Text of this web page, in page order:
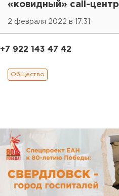
«ковидный» call-центр
2 февраля 2022 в 17:31
+7 922 143 47 42
Общество